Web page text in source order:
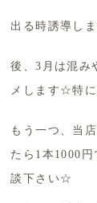
出る時誘導し
後、3月は混み
メします☆特に
もう一つ、当
たら1本1000
談下さい☆